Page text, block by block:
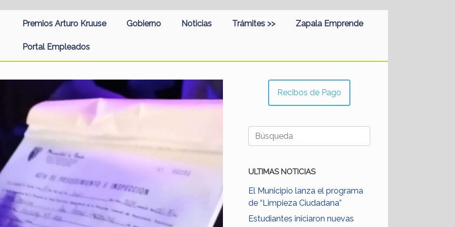
Premios Arturo Kruuse Gobierno Noticias Trámites >> Zapala Emprende
Portal Empleados
Recibos de Pago
Buscar:
ULTIMAS NOTICIAS
El Municipio lanza el programa
de “Limpieza Ciudadana”
Estudiantes iniciaron nuevas